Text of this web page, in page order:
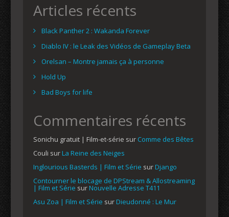
Articles récents
Black Panther 2 : Wakanda Forever
Diablo IV : le Leak des Vidéos de Gameplay Beta
Orelsan – Montre jamais ça à personne
Hold Up
Bad Boys for life
Commentaires récents
Sonichu gratuit | Film-et-série sur Comme des Bêtes
Couli surLa Reine des Neiges
Inglourious Basterds | Film et Série surDjango
Contourner le blocage de DPStream & Allostreaming
| Film et Série surNouvelle Adresse T411
Asu Zoa | Film et Série surDieudonné : Le Mur